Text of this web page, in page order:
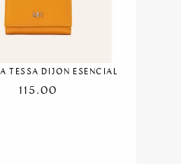
TESSA DIJON ESENCIAL
115.00